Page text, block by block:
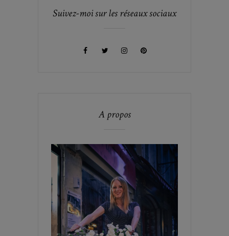
Suivez-moi sur les réseaux sociaux
A propos